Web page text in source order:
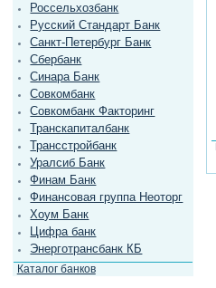
Россельхозбанк
Русский Стандарт Банк
Санкт-Петербург Банк
Сбербанк
Синара Банк
Совкомбанк
Совкомбанк Факторинг
Транскапиталбанк
Трансстройбанк
Уралсиб Банк
Финам Банк
Финансовая группа Неоторг
Хоум Банк
Цифра банк
Энерготрансбанк КБ
Каталог банков